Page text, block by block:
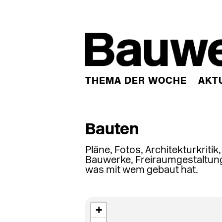
THEMA DER WOCHE
Bauten
Pläne, Fotos,
Bauwerke,
was mit wem gebaut hat.
+